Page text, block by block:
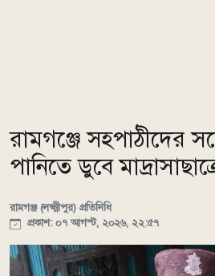
রামগঞ্জে সহপাঠীদের
পানিতে ডুবে
রামগঞ্জ (লক্ষ্মীপুর) প্রতিনিধি
প্রকাশ: ০৭ আগস্ট, ২০২৬, ২২:৫৭